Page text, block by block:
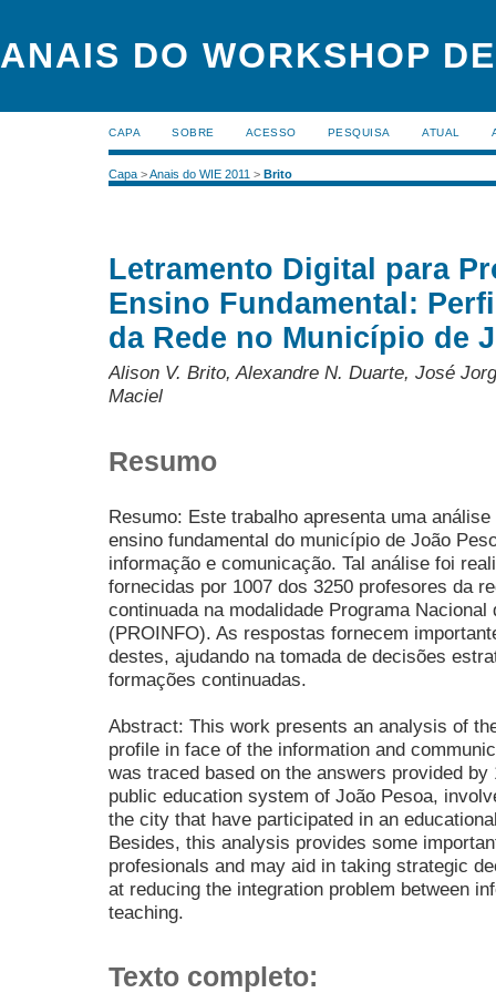
ANAIS DO WORKSHOP
CAPA SOBRE ACESSO PESQUISA ATUAL
Capa >Anais do WIE 2011 > Brito
Letramento Digital para
Ensino Fundamental:
da Rede no Município de
Alison V. Brito, Alexandre N. Duarte, José
Maciel
Resumo
Resumo: Este trabalho apresenta uma
ensino fundamental do município de João
informação e comunicação. Tal análise foi
fornecidas por 1007 dos 3250 profesores da
continuada na modalidade Programa Nacional
(PROINFO). As respostas fornecem
destes, ajudando na tomada de decisões
formações continuadas.
Abstract: This work presents an analysis of
profile in face of the information and
was traced based on the answers provided
public education system of João Pesoa,
the city that have participated in an
Besides, this analysis provides some
profesionals and may aid in taking strategic
at reducing the integration problem between
teaching.
Texto completo: